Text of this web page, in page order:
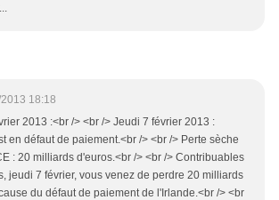
18:18
2013 :<br /> <br /> Jeudi 7 février 2013 :
en défaut de paiement.<br /> <br /> Perte sèche
: 20 milliards d'euros.<br /> <br /> Contribuables
jeudi 7 février, vous venez de perdre 20 milliards
du défaut de paiement de l'Irlande.<br /> <br